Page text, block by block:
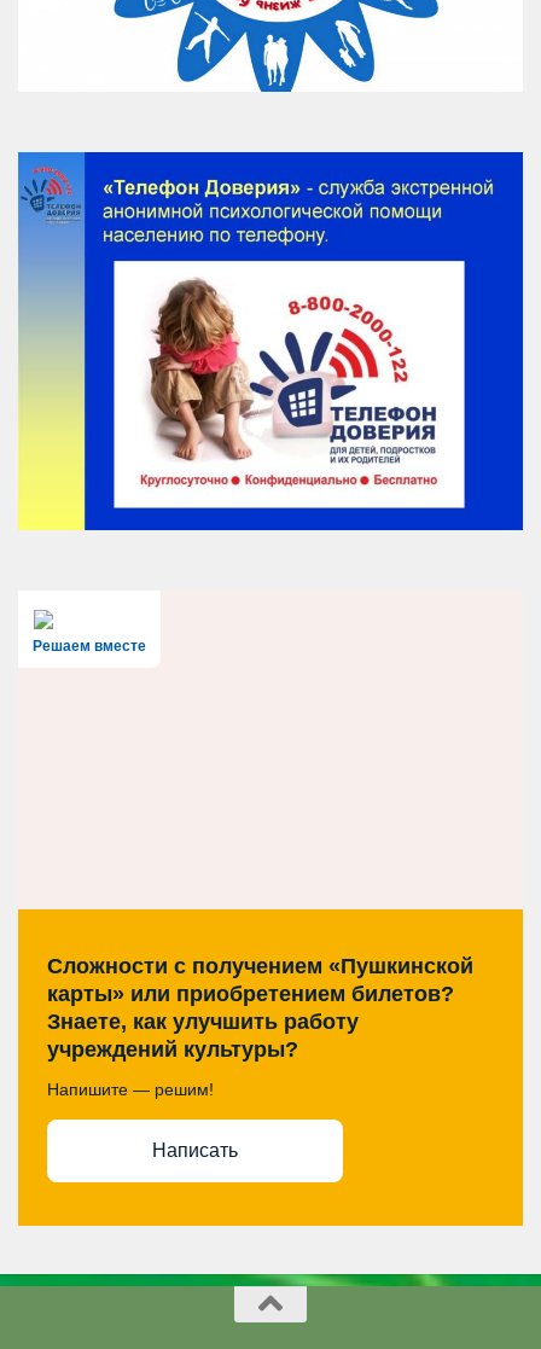
Решаем вместе
Сложности с получением «Пушкинской
карты» или приобретением билетов?
Знаете, как улучшить работу
учреждений культуры?
Напишите — решим!
Написать